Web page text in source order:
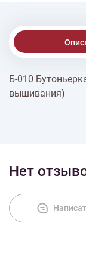
Б-010
вышивания)
Нет